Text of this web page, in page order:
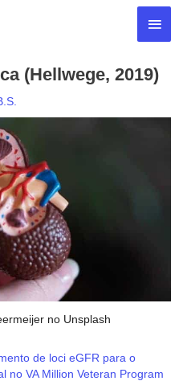
(Hellwege, 2019)
no Unsplash
de loci eGFR para o
no VA Million Veteran Program